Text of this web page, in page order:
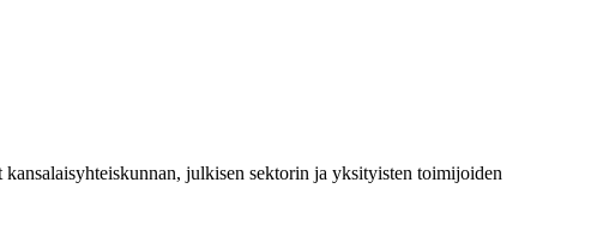
julkisen sektorin ja yksityisten toimijoiden